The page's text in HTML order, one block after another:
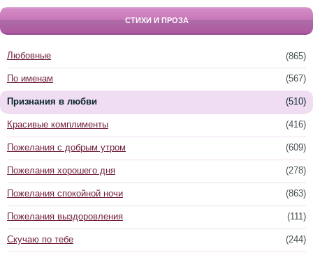
СТИХИ И ПРОЗА
(865)
Любовные
(567)
По именам
(510)
Признания в любви
(416)
Красивые комплименты
(609)
Пожелания с добрым утром
(278)
Пожелания хорошего дня
(863)
Пожелания спокойной ночи
(111)
Пожелания выздоровления
(244)
Скучаю по тебе